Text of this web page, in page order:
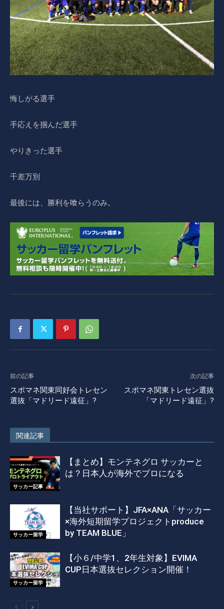
悔しがる選手
手応えを掴んだ選手
やりきった選手
千差万別
最後には、勝利を喰らうのみ。
前の記事
スポマネ関東同好会トレセン
選抜「マドリード遠征」?
次の記事
スポマネ関東トレセン選抜
「マドリード遠征」?
関連記事
サッカー記事
【まとめ】モンテネグロ サッカーと
は？日本人が海外でプロになる
サッカー留学
【当社サポート】JFA×ANA「サッカー
×海外短期留学プロジェクトproduce
by TEAM BLUE」
サッカー留学
【小６/中学1、2年生対象】EVIMA
CUP日本選抜セレクション開催！